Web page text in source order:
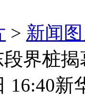
> 新闻
界桩
16:40新